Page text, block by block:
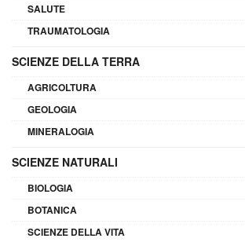
SALUTE
TRAUMATOLOGIA
SCIENZE DELLA TERRA
AGRICOLTURA
GEOLOGIA
MINERALOGIA
SCIENZE NATURALI
BIOLOGIA
BOTANICA
SCIENZE DELLA VITA